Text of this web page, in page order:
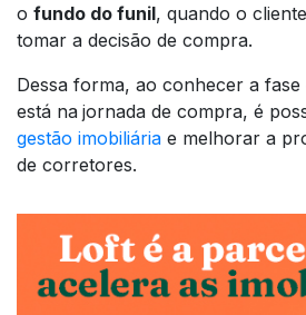
o fundo do funil, quando o
tomar a decisão de compra.
Dessa forma, ao conhecer a fase
está na jornada de compra, é
gestão imobiliária e melhorar a
de corretores.